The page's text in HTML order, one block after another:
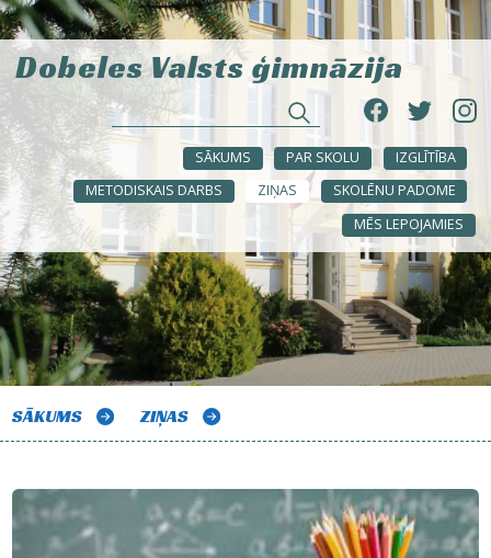
Dobeles Valsts ģimnāzija
SĀKUMS PAR SKOLU
IZGLĪTĪBA
METODISKAIS DARBS
ZIŅAS
SKOLĒNU PADOME
MĒS LEPOJAMIES
SĀKUMS ZIŅAS